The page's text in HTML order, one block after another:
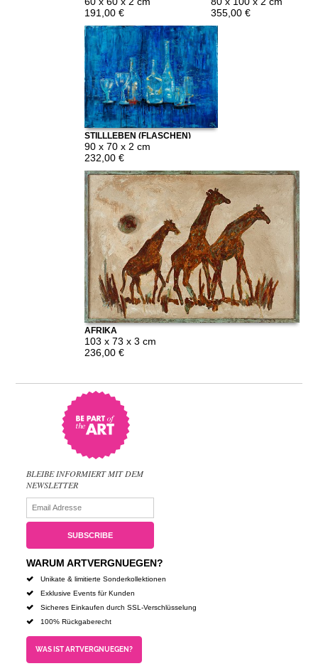
191,00 €
355,00 €
STILLLEBEN (FLASCHEN)
90 x 70 x 2 cm
232,00 €
AFRIKA
103 x 73 x 3 cm
236,00 €
BLEIBE INFORMIERT MIT DEM
NEWSLETTER
WARUM ARTVERGNUEGEN?
Unikate & limitierte Sonderkollektionen
Exklusive Events für Kunden
Sicheres Einkaufen durch SSL-Verschlüsselung
100% Rückgaberecht
WAS IST ARTVERGNUEGEN?